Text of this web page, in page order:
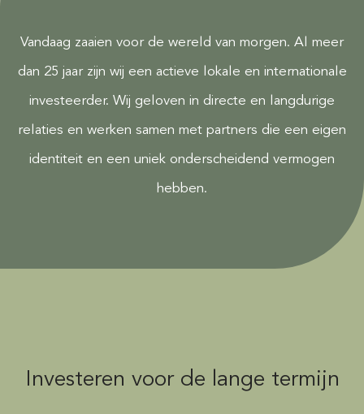
Vandaag zaaien voor de wereld van morgen. Al meer
dan 25 jaar zijn wij een actieve lokale en internationale
investeerder. Wij geloven in directe en langdurige
relaties en werken samen met partners die een eigen
identiteit en een uniek onderscheidend vermogen
hebben.
Investeren voor de lange termijn